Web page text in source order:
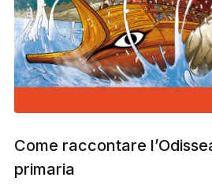
Come raccontare
primaria